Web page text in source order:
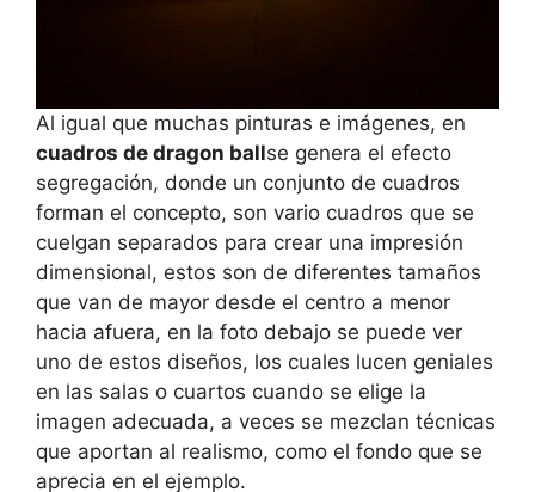
Al igual que muchas pinturas e imágenes, en
cuadros de dragon ballse genera el efecto
segregación, donde un conjunto de cuadros
forman el concepto, son vario cuadros que se
cuelgan separados para crear una impresión
dimensional, estos son de diferentes tamaños
que van de mayor desde el centro a menor
hacia afuera, en la foto debajo se puede ver
uno de estos diseños, los cuales lucen geniales
en las salas o cuartos cuando se elige la
imagen adecuada, a veces se mezclan técnicas
que aportan al realismo, como el fondo que se
aprecia en el ejemplo.